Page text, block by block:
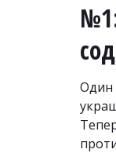
Один